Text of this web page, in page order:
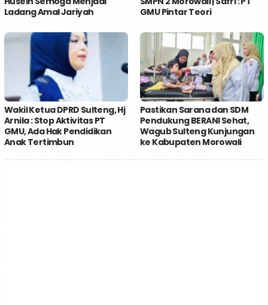
Ladang Amal Jariyah
GMU Pintar Teori
Wakil Ketua DPRD Sulteng, Hj
Arnila : Stop Aktivitas PT
GMU, Ada Hak Pendidikan
Anak Tertimbun
Pastikan Sarana dan SDM
Pendukung BERANI Sehat,
Wagub Sulteng Kunjungan
ke Kabupaten Morowali